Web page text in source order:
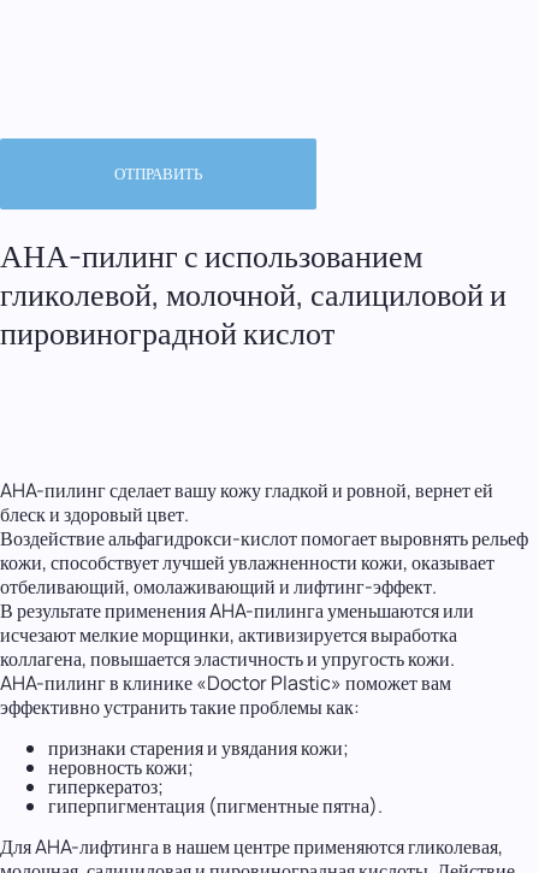
АНА-пилинг с использованием
гликолевой, молочной, салициловой и
пировиноградной кислот
AHA-пилинг сделает вашу кожу гладкой и ровной, вернет ей
блеск и здоровый цвет.
Воздействие альфагидрокси-кислот помогает выровнять рельеф
кожи, способствует лучшей увлажненности кожи, оказывает
отбеливающий, омолаживающий и лифтинг-эффект.
В результате применения AHA-пилинга уменьшаются или
исчезают мелкие морщинки, активизируется выработка
коллагена, повышается эластичность и упругость кожи.
AHA-пилинг в клинике «Doctor Plastic» поможет вам
эффективно устранить такие проблемы как:
признаки старения и увядания кожи;
неровность кожи;
гиперкератоз;
гиперпигментация (пигментные пятна).
Для AHA-лифтинга в нашем центре применяются гликолевая,